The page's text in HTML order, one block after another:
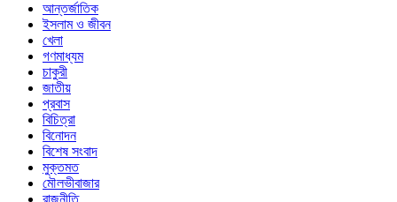
আন্তর্জাতিক
ইসলাম ও জীবন
খেলা
গণমাধ্যম
চাকুরী
জাতীয়
প্রবাস
বিচিত্রা
বিনোদন
বিশেষ সংবাদ
মুক্তমত
মৌলভীবাজার
রাজনীতি